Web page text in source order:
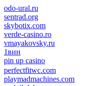
odo-ural.ru
sentrad.org
skybotix.com
verde-casino.ro
vmayakovsky.ru
1вин
pin up casino
пин ап
1win
perfectfitwc.com
playmadmachines.com